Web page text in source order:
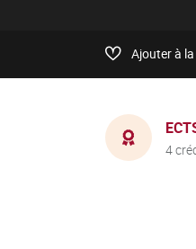
Ajouter à
4